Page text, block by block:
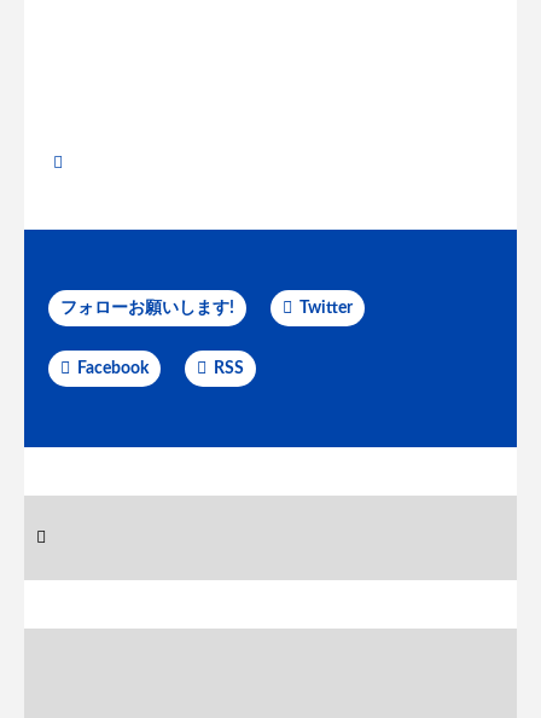
フォローお願いします! Twitter
Facebook RSS